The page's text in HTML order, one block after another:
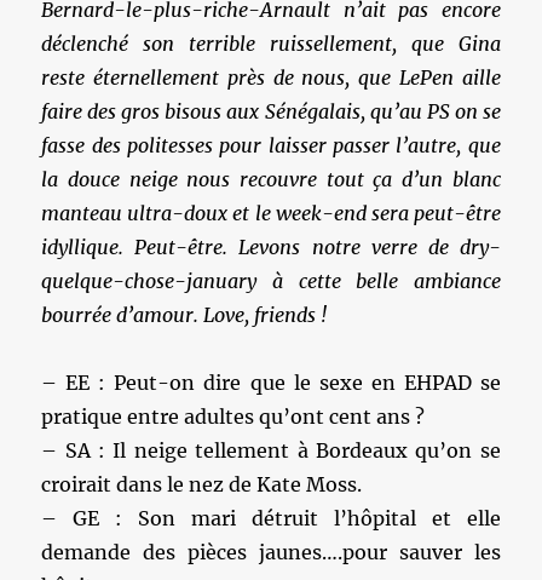
Bernard-le-plus-riche-Arnault n’ait pas encore
déclenché son terrible ruissellement, que Gina
reste éternellement près de nous, que LePen aille
faire des gros bisous aux Sénégalais, qu’au PS on se
fasse des politesses pour laisser passer l’autre, que
la douce neige nous recouvre tout ça d’un blanc
manteau ultra-doux et le week-end sera peut-être
idyllique. Peut-être. Levons notre verre de dry-
quelque-chose-january à cette belle ambiance
bourrée d’amour. Love, friends !
– EE : Peut-on dire que le sexe en EHPAD se
pratique entre adultes qu’ont cent ans ?
– SA : Il neige tellement à Bordeaux qu’on se
croirait dans le nez de Kate Moss.
– GE : Son mari détruit l’hôpital et elle
demande des pièces jaunes….pour sauver les